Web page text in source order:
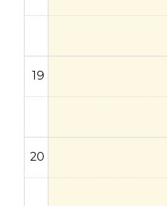
19
20